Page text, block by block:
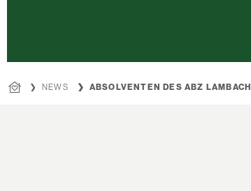
NEWS ABSOLVENTEN DES ABZ LAMBACH